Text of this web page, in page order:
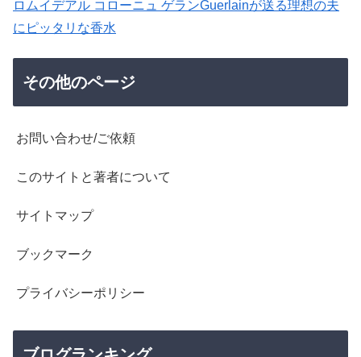
ロムイデアル コローニュ ゲランGuerlainが送る理想の夫
にピッタリな香水
その他のページ
お問い合わせ/ご依頼
このサイトと著者について
サイトマップ
ブックマーク
プライバシーポリシー